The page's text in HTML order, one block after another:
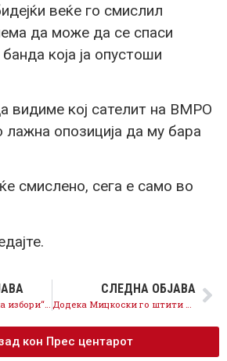
веќе го смислил
да може да се спаси
која ја опустоши
видиме кој сателит на ВМРО
лажна опозиција да му бара
смислено, сега е само во
Мицковски од „нема избори“ до „избори многу скоро“
СЛЕДНА ОБЈАВА
Додека Мицкоски го штити Трипуновски, има криза и со откупот на млекото
кон Прес центарот